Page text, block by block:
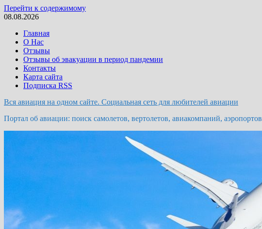
Перейти к содержимому
08.08.2026
Главная
О Нас
Отзывы
Отзывы об эвакуации в период пандемии
Контакты
Карта сайта
Подписка RSS
Вся авиация на одном сайте. Социальная сеть для любителей авиации
Портал об авиации: поиск самолетов, вертолетов, авиакомпаний, аэропортов